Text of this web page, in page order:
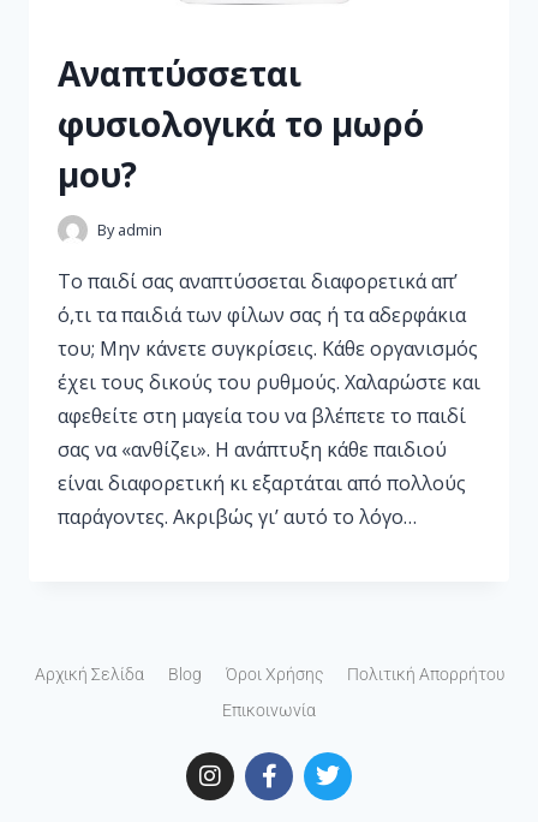
Αναπτύσσεται
φυσιολογικά το μωρό
μου?
By admin
Το παιδί σας αναπτύσσεται διαφορετικά απ’
ό,τι τα παιδιά των φίλων σας ή τα αδερφάκια
του; Μην κάνετε συγκρίσεις. Κάθε οργανισμός
έχει τους δικούς του ρυθμούς. Χαλαρώστε και
αφεθείτε στη μαγεία του να βλέπετε το παιδί
σας να «ανθίζει». Η ανάπτυξη κάθε παιδιού
είναι διαφορετική κι εξαρτάται από πολλούς
παράγοντες. Ακριβώς γι’ αυτό το λόγο…
Αρχική Σελίδα Blog Όροι Χρήσης
Πολιτική Απορρήτου
Επικοινωνία